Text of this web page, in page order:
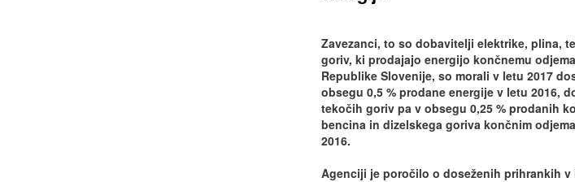
Zavezanci, to so dobavitelji elektrike, plina,
goriv, ki prodajajo energijo končnemu
Republike Slovenije, so morali v letu 2017
obsegu 0,5 % prodane energije v letu 2016,
tekočih goriv pa v obsegu 0,25 % prodanih
bencina in dizelskega goriva končnim
2016.
Agenciji je poročilo o doseženih prihrankih v